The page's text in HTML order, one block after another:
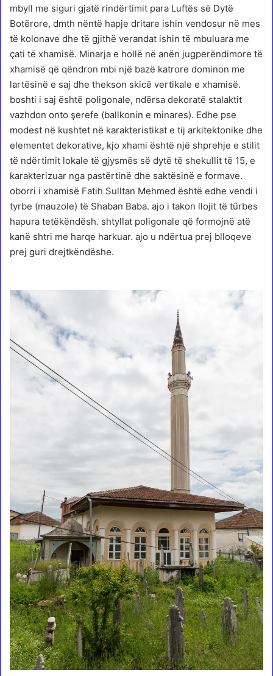
mbyll me siguri gjatë rindërtimit para Luftës së Dytë
Botërore, dmth nëntë hapje dritare ishin vendosur në mes
të kolonave dhe të gjithë verandat ishin të mbuluara me
çati të xhamisë. Minarja e hollë në anën jugperëndimore të
xhamisë që qëndron mbi një bazë katrore dominon me
lartësinë e saj dhe thekson skicë vertikale e xhamisë.
boshti i saj është poligonale, ndërsa dekoratë stalaktit
vazhdon onto şerefe (ballkonin e minares). Edhe pse
modest në kushtet në karakteristikat e tij arkitektonike dhe
elementet dekorative, kjo xhami është një shprehje e stilit
të ndërtimit lokale të gjysmës së dytë të shekullit të 15, e
karakterizuar nga pastërtinë dhe saktësinë e formave.
oborri i xhamisë Fatih Sulltan Mehmed është edhe vendi i
tyrbe (mauzole) të Shaban Baba. ajo i takon llojit të tűrbes
hapura tetëkëndësh. shtyllat poligonale që formojnë atë
kanë shtri me harqe harkuar. ajo u ndërtua prej blloqeve
prej guri drejtkëndëshe.